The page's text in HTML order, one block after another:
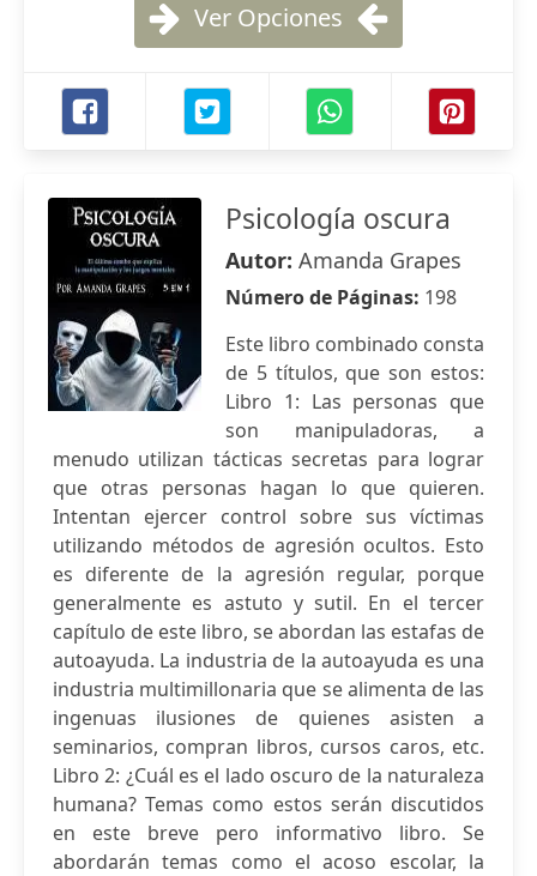
Ver Opciones
Psicología oscura
Autor: Amanda Grapes
Número de Páginas: 198
Este libro combinado consta
de 5 títulos, que son estos:
Libro 1: Las personas que
son manipuladoras, a
menudo utilizan tácticas secretas para lograr
que otras personas hagan lo que quieren.
Intentan ejercer control sobre sus víctimas
utilizando métodos de agresión ocultos. Esto
es diferente de la agresión regular, porque
generalmente es astuto y sutil. En el tercer
capítulo de este libro, se abordan las estafas de
autoayuda. La industria de la autoayuda es una
industria multimillonaria que se alimenta de las
ingenuas ilusiones de quienes asisten a
seminarios, compran libros, cursos caros, etc.
Libro 2: ¿Cuál es el lado oscuro de la naturaleza
humana? Temas como estos serán discutidos
en este breve pero informativo libro. Se
abordarán temas como el acoso escolar, la